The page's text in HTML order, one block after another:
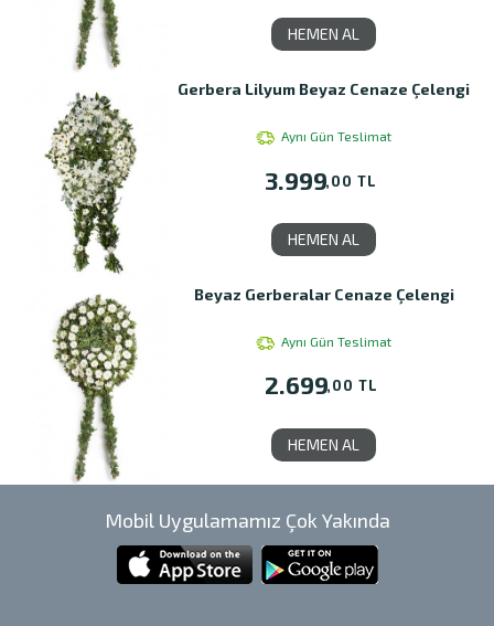
HEMEN AL
Gerbera Lilyum Beyaz Cenaze Çelengi
Aynı Gün Teslimat
3.999,00 TL
HEMEN AL
Beyaz Gerberalar Cenaze Çelengi
Aynı Gün Teslimat
2.699,00 TL
HEMEN AL
Mobil Uygulamamız Çok Yakında